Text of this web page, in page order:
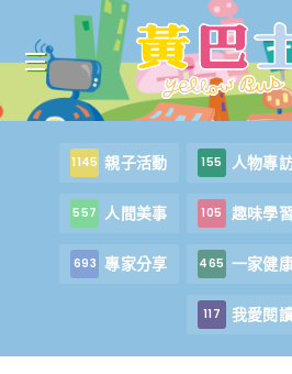
1145 親子活動 155 人物專
557 人間美事 105 趣味學習
693 專家分享 465 一家健
117 我愛閱